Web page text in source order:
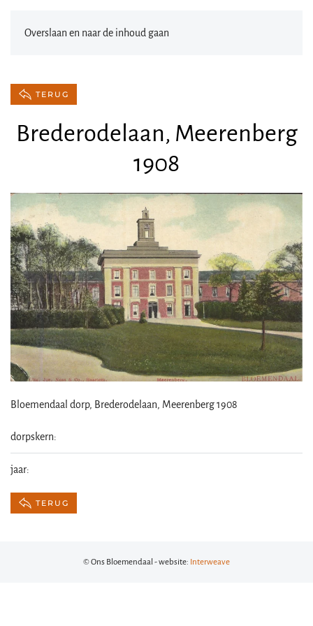
Overslaan en naar de inhoud gaan
TERUG
Brederodelaan, Meerenberg
1908
Bloemendaal dorp, Brederodelaan, Meerenberg 1908
dorpskern:
jaar:
TERUG
© Ons Bloemendaal - website: Interweave